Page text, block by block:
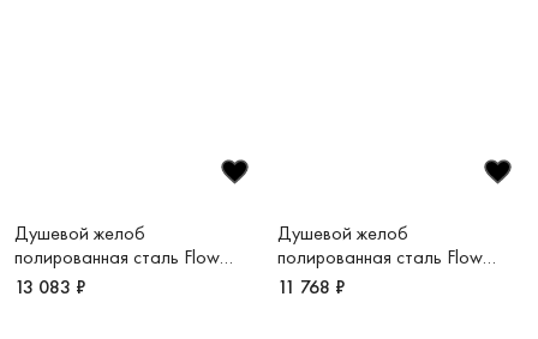
Душевой желоб
полированная сталь Flow
M750FS
13 083 ₽
Душевой желоб
полированная сталь Flow
M650FS
11 768 ₽